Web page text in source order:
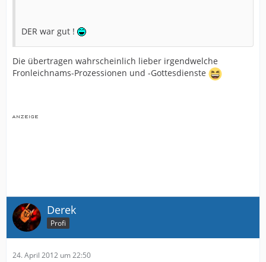
DER war gut !
Die übertragen wahrscheinlich lieber irgendwelche
Fronleichnams-Prozessionen und -Gottesdienste
Derek
Profi
24. April 2012 um 22:50